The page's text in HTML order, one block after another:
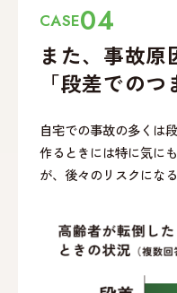
CASE04
また、事故原
「段差でのつ
自宅での事故の多くは
作るときには特に気に
が、後々のリスクにな